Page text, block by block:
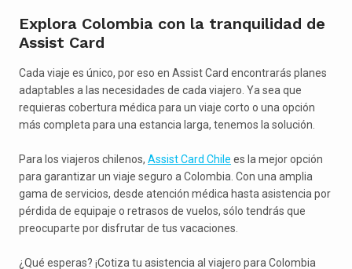
Explora Colombia con la tranquilidad de
Assist Card
Cada viaje es único, por eso en Assist Card encontrarás planes
adaptables a las necesidades de cada viajero. Ya sea que
requieras cobertura médica para un viaje corto o una opción
más completa para una estancia larga, tenemos la solución.
Para los viajeros chilenos, Assist Card Chile es la mejor opción
para garantizar un viaje seguro a Colombia. Con una amplia
gama de servicios, desde atención médica hasta asistencia por
pérdida de equipaje o retrasos de vuelos, sólo tendrás que
preocuparte por disfrutar de tus vacaciones.
¿Qué esperas? ¡Cotiza tu asistencia al viajero para Colombia